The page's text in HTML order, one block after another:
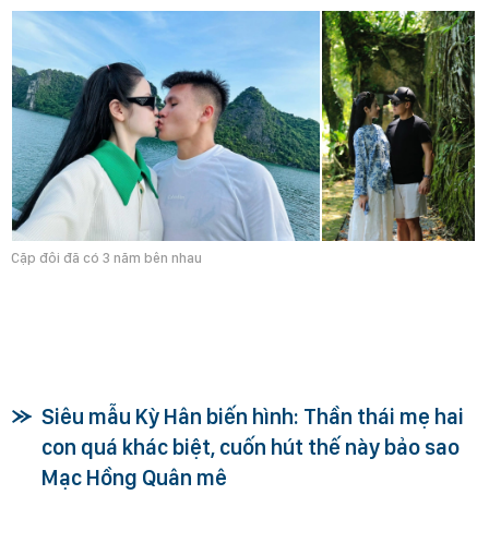
Cặp đôi đã có 3 năm bên nhau
Siêu mẫu Kỳ Hân biến hình: Thần thái mẹ hai
con quá khác biệt, cuốn hút thế này bảo sao
Mạc Hồng Quân mê